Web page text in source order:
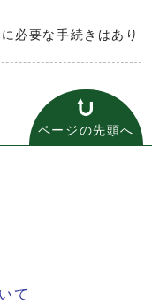
必要な手続きはあり
ページの先頭へ
て